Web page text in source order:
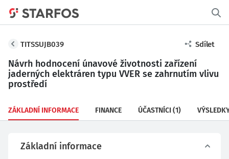
TITSSUJB039 Sdílet
Návrh hodnocení únavové životnosti zařízení
jaderných elektráren typu VVER se zahrnutím vlivu
prostředí
ZÁKLADNÍ INFORMACE FINANCE ÚČASTNÍCI (1)
Základní informace